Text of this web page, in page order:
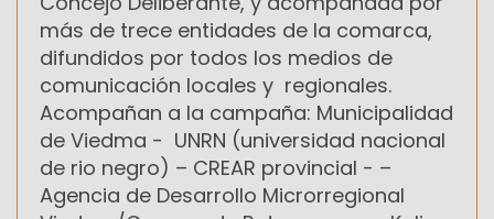
más de trece entidades de la comarca,
difundidos por todos los medios de
comunicación locales y regionales.
Acompañan a la campaña: Municipalidad
de Viedma - UNRN (universidad nacional
de rio negro) – CREAR provincial - –
Agencia de Desarrollo Microrregional